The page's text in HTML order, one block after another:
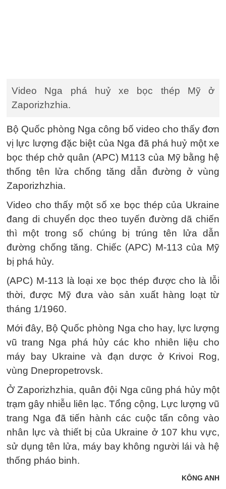
Video Nga phá huỷ xe bọc thép Mỹ ở
Zaporizhzhia.
Bộ Quốc phòng Nga công bố video cho thấy đơn
vị lực lượng đặc biệt của Nga đã phá huỷ một xe
bọc thép chở quân (APC) M113 của Mỹ bằng hệ
thống tên lửa chống tăng dẫn đường ở vùng
Zaporizhzhia.
Video cho thấy một số xe bọc thép của Ukraine
đang di chuyển dọc theo tuyến đường dã chiến
thì một trong số chúng bị trúng tên lửa dẫn
đường chống tăng. Chiếc (APC) M-113 của Mỹ
bị phá hủy.
(APC) M-113 là loại xe bọc thép được cho là lỗi
thời, được Mỹ đưa vào sản xuất hàng loạt từ
tháng 1/1960.
Mới đây, Bộ Quốc phòng Nga cho hay, lực lượng
vũ trang Nga phá hủy các kho nhiên liệu cho
máy bay Ukraine và đạn dược ở Krivoi Rog,
vùng Dnepropetrovsk.
Ở Zaporizhzhia, quân đội Nga cũng phá hủy một
trạm gây nhiễu liên lạc. Tổng cộng, Lực lượng vũ
trang Nga đã tiến hành các cuộc tấn công vào
nhân lực và thiết bị của Ukraine ở 107 khu vực,
sử dụng tên lửa, máy bay không người lái và hệ
thống pháo binh.
KÔNG ANH